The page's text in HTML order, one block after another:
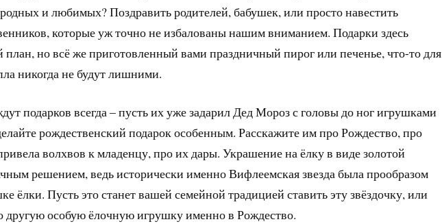
и любимых? Поздравить родителей, бабушек, или просто навестить
которые уж точно не избалованы нашим вниманием. Подарки здесь
план, но всё же приготовленный вами праздничный пирог или печенье, что-то для
никогда не будут лишними.
подарков всегда – пусть их уже задарил Дед Мороз с головы до ног игрушками
рождественский подарок особенным. Расскажите им про Рождество, про
волхвов к младенцу, про их дары. Украшение на ёлку в виде золотой
решением, ведь исторически именно Вифлеемская звезда была прообразом
ёлки. Пусть это станет вашей семейной традицией ставить эту звёздочку, или
другую особую ёлочную игрушку именно в Рождество.